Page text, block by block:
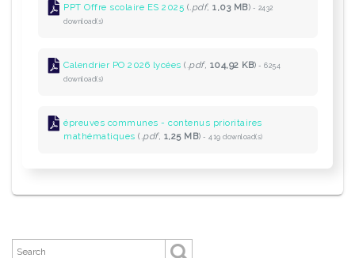
PPT Offre scolaire ES 2025 ( .pdf, 1,03 MB) - 2432
download(s)
Calendrier PO 2026 lycées ( .pdf, 104,92 KB) - 6254
download(s)
épreuves communes - contenus prioritaires
mathématiques ( .pdf, 1,25 MB) - 419 download(s)